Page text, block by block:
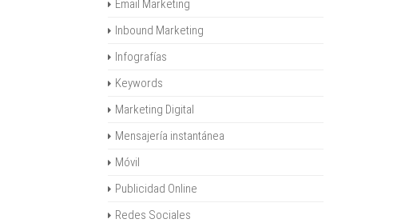
Email Marketing
Inbound Marketing
Infografías
Keywords
Marketing Digital
Mensajería instantánea
Móvil
Publicidad Online
Redes Sociales